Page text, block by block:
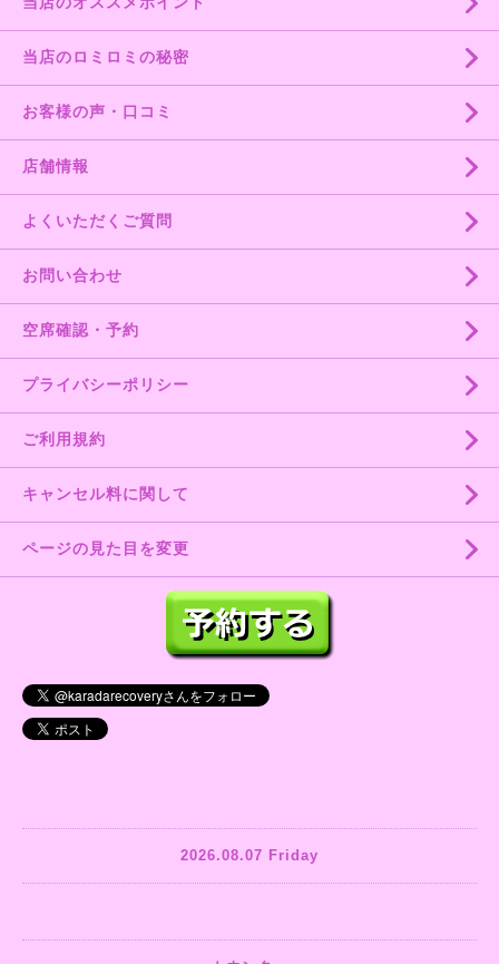
当店のロミロミの秘密
お客様の声・口コミ
店舗情報
よくいただくご質問
お問い合わせ
空席確認・予約
プライバシーポリシー
ご利用規約
キャンセル料に関して
ページの見た目を変更
2026.08.07 Friday